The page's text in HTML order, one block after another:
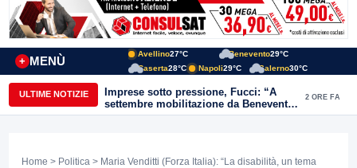
MENÙ
+
Avellino27°C Benevento29°C
Caserta28°C Napoli29°C Salerno30°C
ULTIME NOTIZIE
Imprese sotto pressione, Fucci: “A
settembre mobilitazione da Benevento
e Avellino”
2 ORE FA
Home > Politica > Maria Venditti (Forza Italia): “La disabilità, un tema